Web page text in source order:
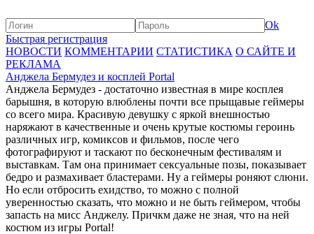
Ok
Быстрая регистрация
НОВОСТИ КОММЕНТАРИИ СТАТИСТИКА О САЙТЕ И
РЕКЛАМА
Анджела Бермудез и косплей Portal
Анджела Бермудез - достаточно известная в мире косплея
барышня, в которую влюблены почти все прыщавые геймеры
со всего мира. Красивую девушку с яркой внешностью
наряжают в качественные и очень крутые костюмы героинь
различных игр, комиксов и фильмов, после чего
фотографируют и таскают по бесконечным фестивалям и
выставкам. Там она принимает сексуальные позы, показывает
бедро и размахивает бластерами. Ну а геймеры роняют слюни.
Но если отбросить ехидство, то можно с полной
уверенностью сказать, что можно и не быть геймером, чтобы
запасть на мисс Анджелу. Причкм даже не зная, что на ней
костюм из игры Portal!